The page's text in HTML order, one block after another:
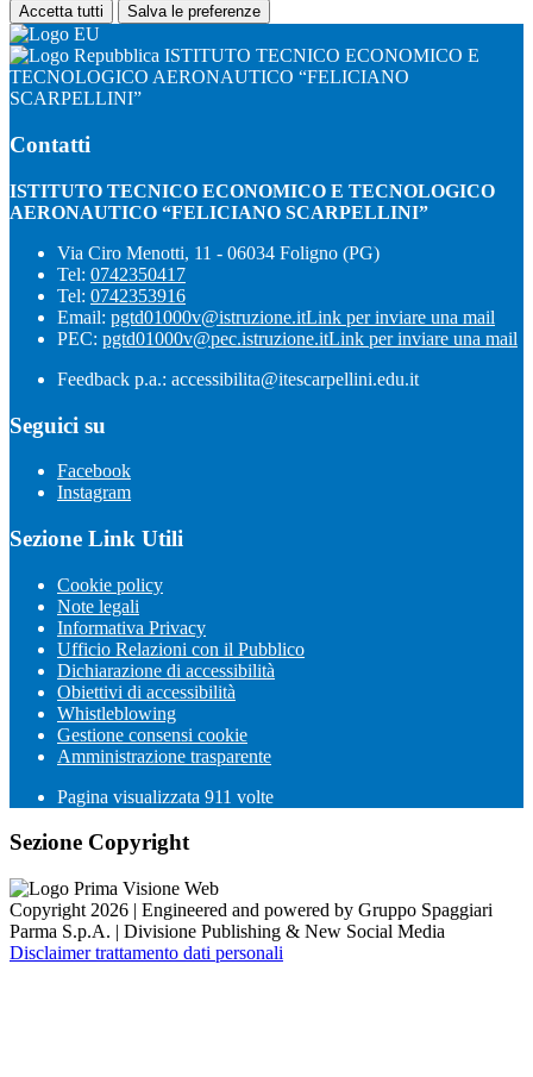
Accetta tutti Salva le preferenze
ISTITUTO TECNICO ECONOMICO E
TECNOLOGICO AERONAUTICO “FELICIANO
SCARPELLINI”
Contatti
ISTITUTO TECNICO ECONOMICO E TECNOLOGICO
AERONAUTICO “FELICIANO SCARPELLINI”
Via Ciro Menotti, 11 - 06034 Foligno (PG)
Tel: 0742350417
Tel: 0742353916
Email: pgtd01000v@istruzione.itLink per inviare una mail
PEC: pgtd01000v@pec.istruzione.itLink per inviare una mail
Feedback p.a.: accessibilita@itescarpellini.edu.it
Seguici su
Facebook
Instagram
Sezione Link Utili
Cookie policy
Note legali
Informativa Privacy
Ufficio Relazioni con il Pubblico
Dichiarazione di accessibilità
Obiettivi di accessibilità
Whistleblowing
Gestione consensi cookie
Amministrazione trasparente
Pagina visualizzata 911 volte
Sezione Copyright
Copyright 2026 | Engineered and powered by Gruppo Spaggiari
Parma S.p.A. | Divisione Publishing & New Social Media
Disclaimer trattamento dati personali